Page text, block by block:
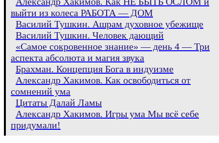
выйти из колеса РАБОТА — ДОМ
Василий Тушкин. Ашрам духовное убежище
Василий Тушкин. Человек дающий
«Самое сокровенное знание» — день 4 — Три
аспекта абсолюта и магия звука
Брахман. Концепция Бога в индуизме
Александр Хакимов. Как освободиться от
сомнений ума
Цитаты Далай Ламы
Александр Хакимов. Игры ума Мы всё себе
придумали!